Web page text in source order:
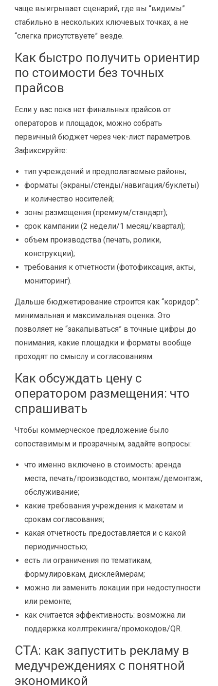
чаще выигрывает сценарий, где вы “видимы”
стабильно в нескольких ключевых точках, а не
“слегка присутствуете” везде.
Как быстро получить ориентир
по стоимости без точных
прайсов
Если у вас пока нет финальных прайсов от
операторов и площадок, можно собрать
первичный бюджет через чек-лист параметров.
Зафиксируйте:
тип учреждений и предполагаемые районы;
форматы (экраны/стенды/навигация/буклеты)
и количество носителей;
зоны размещения (премиум/стандарт);
срок кампании (2 недели/1 месяц/квартал);
объем производства (печать, ролики,
конструкции);
требования к отчетности (фотофиксация, акты,
мониторинг).
Дальше бюджетирование строится как “коридор”:
минимальная и максимальная оценка. Это
позволяет не “закапываться” в точные цифры до
понимания, какие площадки и форматы вообще
проходят по смыслу и согласованиям.
Как обсуждать цену с
оператором размещения: что
спрашивать
Чтобы коммерческое предложение было
сопоставимым и прозрачным, задайте вопросы:
что именно включено в стоимость: аренда
места, печать/производство, монтаж/демонтаж,
обслуживание;
какие требования учреждения к макетам и
срокам согласования;
какая отчетность предоставляется и с какой
периодичностью;
есть ли ограничения по тематикам,
формулировкам, дисклеймерам;
можно ли заменить локации при недоступности
или ремонте;
как считается эффективность: возможна ли
поддержка коллтрекинга/промокодов/QR.
CTA: как запустить рекламу в
медучреждениях с понятной
экономикой